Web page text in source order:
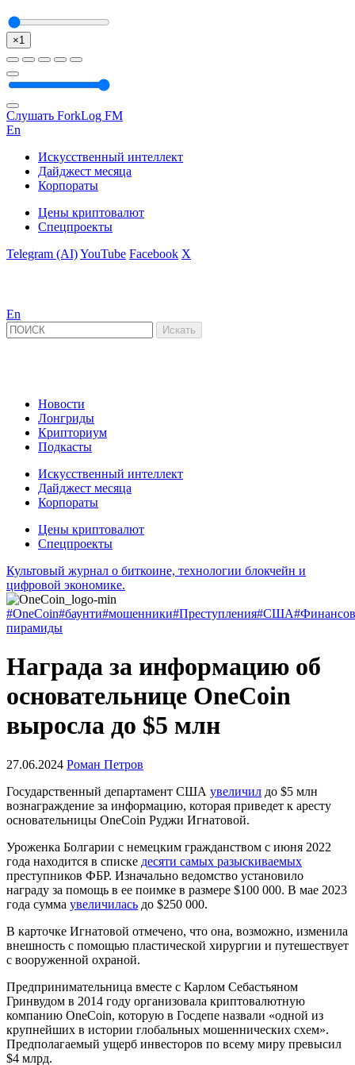
×1
Слушать ForkLog FM
En
Искусственный интеллект
Дайджест месяца
Корпораты
Цены криптовалют
Спецпроекты
Telegram (AI)YouTube Facebook X
En
Новости
Лонгриды
Крипториум
Подкасты
Искусственный интеллект
Дайджест месяца
Корпораты
Цены криптовалют
Спецпроекты
Культовый журнал о биткоине, технологии блокчейн и
цифровой экономике.
#OneCoin#баунти#мошенники#Преступления#США
пирамиды
Награда за информацию об
основательнице OneCoin
выросла до $5 млн
27.06.2024 Роман Петров
Государственный департамент США увеличил до $5 млн
вознаграждение за информацию, которая приведет к аресту
основательницы OneCoin Руджи Игнатовой.
Уроженка Болгарии с немецким гражданством с июня 2022
года находится в списке десяти самых разыскиваемых
преступников ФБР. Изначально ведомство установило
награду за помощь в ее поимке в размере $100 000. В мае 2023
года сумма увеличилась до $250 000.
В карточке Игнатовой отмечено, что она, возможно, изменила
внешность с помощью пластической хирургии и путешествует
с вооруженной охраной.
Предпринимательница вместе с Карлом Себастьяном
Гринвудом в 2014 году организовала криптовалютную
компанию OneCoin, которую в Госдепе назвали «одной из
крупнейших в истории глобальных мошеннических схем».
Предполагаемый ущерб инвесторов по всему миру превысил
$4 млрд.